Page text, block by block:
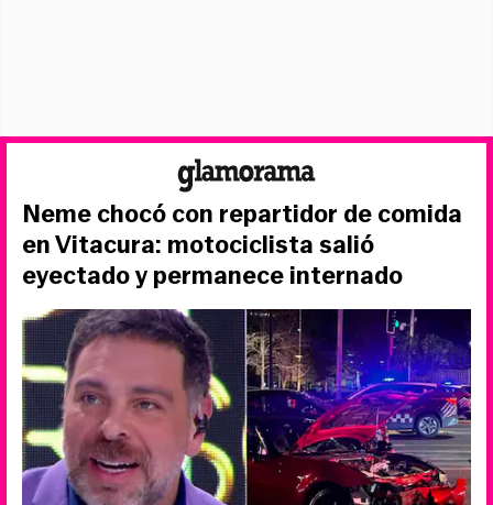
Neme chocó con repartidor de comida
en Vitacura: motociclista salió
eyectado y permanece internado